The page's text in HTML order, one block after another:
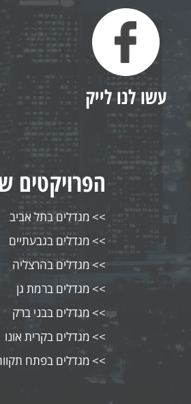
עשו לנו לייק
הפרויקטים
מגדלים בתל אביב
מגדלים בגבעתיים
מגדלים בהרצליה
מגדלים ברמת גן
מגדלים בבני ברק
מגדלים בקרית אונו
מגדלים בפתח